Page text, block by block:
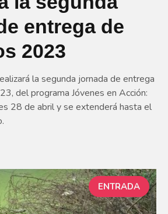
entrega de
2023
la segunda jornada de entrega
del programa Jóvenes en Acción:
28 de abril y se extenderá hasta el
ENTRADA